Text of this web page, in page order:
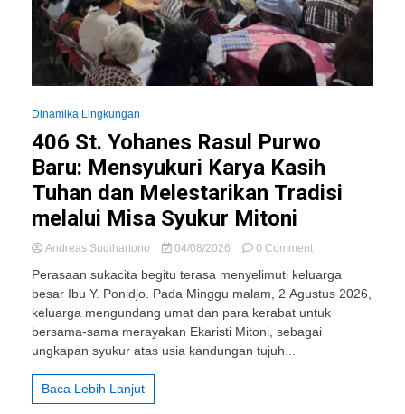
Dinamika Lingkungan
406 St. Yohanes Rasul Purwo
Baru: Mensyukuri Karya Kasih
Tuhan dan Melestarikan Tradisi
melalui Misa Syukur Mitoni
Andreas Sudihartono 04/08/2026 0 Commenton
St.
Yohanes
Rasul
Purwo
Perasaan sukacita begitu terasa menyelimuti keluarga
besar Ibu Y. Ponidjo. Pada Minggu malam, 2 Agustus 2026,
keluarga mengundang umat dan para kerabat untuk
bersama-sama merayakan Ekaristi Mitoni, sebagai
ungkapan syukur atas usia kandungan tujuh...
Baca Lebih Lanjut